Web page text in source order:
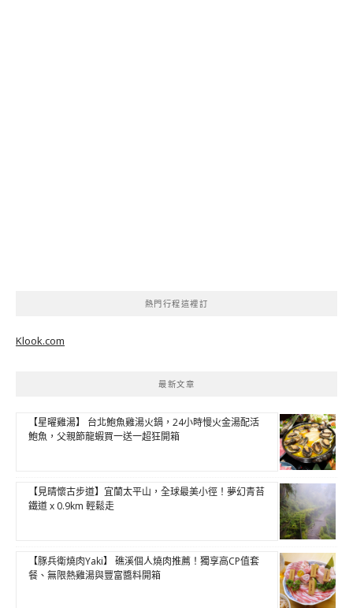
熱門行程這裡訂
Klook.com
最新文章
【星曜雞湯】 台北鮑魚雞湯火鍋，24小時慢火金湯配活
鮑魚，父親節龍蝦買一送一超狂開箱
【見晴懷古步道】宜蘭太平山，全球最美小徑！夢幻青苔
鐵道 x 0.9km 輕鬆走
【豚兵衛燒肉Yaki】 礁溪個人燒肉推薦！獨享高CP值套
餐、無限熱雞湯與豐富醬料開箱